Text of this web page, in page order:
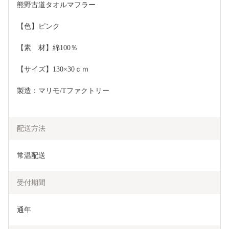
熊野古道タオルマフラー
【色】ピンク
【素　材】綿100％
【サイズ】130×30ｃｍ
製造：マリモ/Tファクトリー
配送方法
常温配送
受付期間
通年